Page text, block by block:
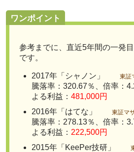
ワンポイント
参考までに、直近5年間の一発
です。
2017年「シャノン」 東証
騰落率：320.67％、倍率：
よる利益： 481,000円
2016年「はてな」
東証マ
騰落率：278.13％、倍率：
よる利益： 222,500円
2015年「KeePer技研」